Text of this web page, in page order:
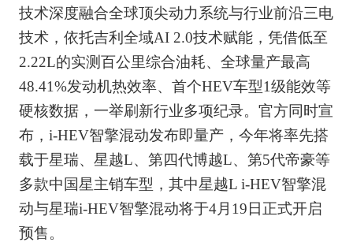
技术深度融合全球顶尖动力系统与行业前沿三电
技术，依托吉利全域AI 2.0技术赋能，凭借低至
2.22L的实测百公里综合油耗、全球量产最高
48.41%发动机热效率、首个HEV车型1级能效等
硬核数据，一举刷新行业多项纪录。官方同时宣
布，i-HEV智擎混动发布即量产，今年将率先搭
载于星瑞、星越L、第四代博越L、第5代帝豪等
多款中国星主销车型，其中星越L i-HEV智擎混
动与星瑞i-HEV智擎混动将于4月19日正式开启
预售。